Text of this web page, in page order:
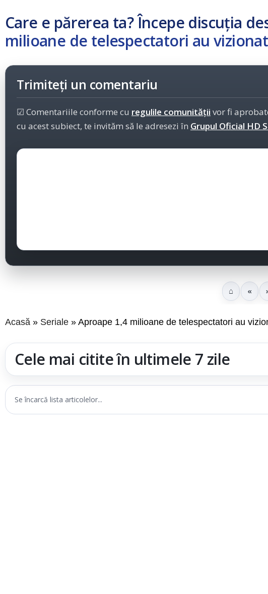
Care e părerea ta? Începe discuția
milioane de telespectatori au
Trimiteți un comentariu
☑ Comentariile conforme cu regulile comunității vor fi
cu acest subiect, te invităm să le adresezi în Grupul Oficial HD
⌂ «
Acasă Seriale Aproape 1,4 milioane de telespectatori au
Cele mai citite în ultimele 7 zile
Se încarcă lista articolelor...